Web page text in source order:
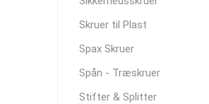
Skruer til Plast
Spax Skruer
Spån - Træskruer
Stifter & Splitter